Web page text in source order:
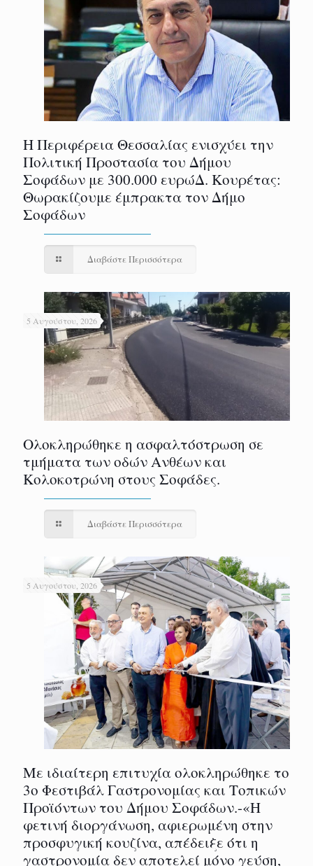
Η Περιφέρεια Θεσσαλίας ενισχύει την
Πολιτική Προστασία του Δήμου
Σοφάδων με 300.000 ευρώΔ. Κουρέτας:
Θωρακίζουμε έμπρακτα τον Δήμο
Σοφάδων
Διαβάστε Περισσότερα
5 Αυγούστου, 2026
Ολοκληρώθηκε η ασφαλτόστρωση σε
τμήματα των οδών Ανθέων και
Κολοκοτρώνη στους Σοφάδες.
Διαβάστε Περισσότερα
5 Αυγούστου, 2026
Με ιδιαίτερη επιτυχία ολοκληρώθηκε το
3ο Φεστιβάλ Γαστρονομίας και Τοπικών
Προϊόντων του Δήμου Σοφάδων.-«Η
φετινή διοργάνωση, αφιερωμένη στην
προσφυγική κουζίνα, απέδειξε ότι η
γαστρονομία δεν αποτελεί μόνο γεύση,